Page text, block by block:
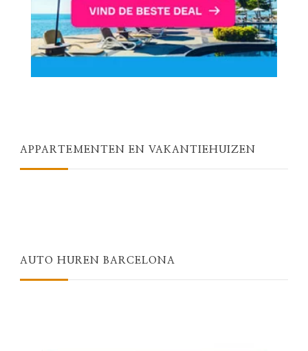
APPARTEMENTEN EN VAKANTIEHUIZEN
AUTO HUREN BARCELONA